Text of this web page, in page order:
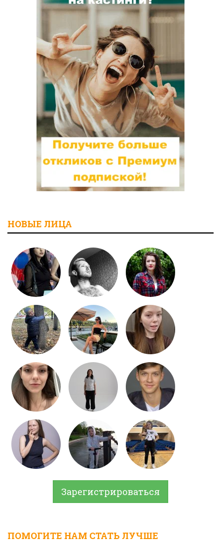
НОВЫЕ ЛИЦА
Зарегистрироваться
ПОМОГИТЕ НАМ СТАТЬ ЛУЧШЕ